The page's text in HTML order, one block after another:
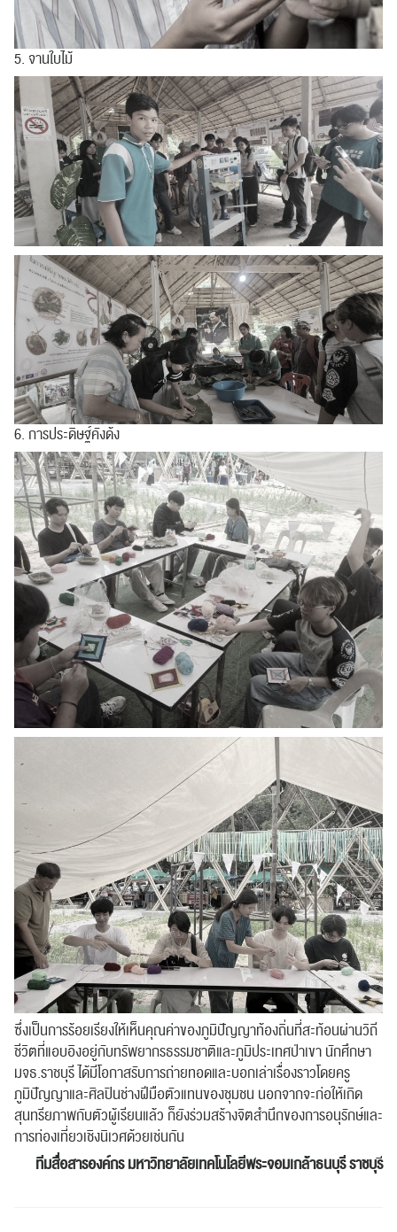
ค้นหา
สำหรับ:
5. จานใบไม้
6. การประดิษฐ์คังด้ง
ซึ่งเป็นการร้อยเรียงให้เห็นคุณค่าของภูมิปัญญาท้องถิ่นที่สะท้อนผ่านวิถี
ชีวิตที่แอบอิงอยู่กับทรัพยากรธรรมชาติและภูมิประเทศป่าเขา นักศึกษา
มจธ.ราชบุรี ได้มีโอกาสรับการถ่ายทอดและบอกเล่าเรื่องราวโดยครู
ภูมิปัญญาและศิลปินช่างฝีมือตัวแทนของชุมชน นอกจากจะก่อให้เกิด
สุนทรียภาพกับตัวผู้เรียนแล้ว ก็ยังร่วมสร้างจิตสำนึกของการอนุรักษ์และ
การท่องเที่ยวเชิงนิเวศด้วยเช่นกัน
ทีมสื่อสารองค์กรมหาวิทยาลัยเทคโนโลยีพระจอมเกล้าธนบุรี ราชบุร
RC Activity
ส่งข่าวประชาสัมพันธ์
ปฏิทิน
ส่งข่าวประชาสัมพันธ์
RC Activity